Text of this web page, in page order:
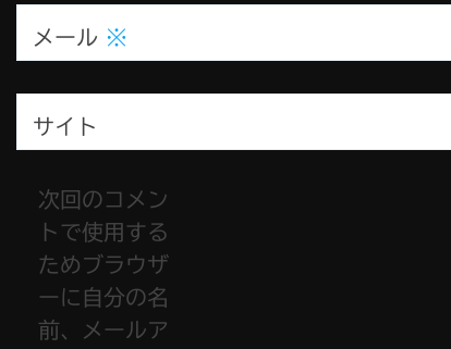
メール ※
サイト
次回のコメン
トで使用する
ためブラウザ
ーに自分の名
前、メールア